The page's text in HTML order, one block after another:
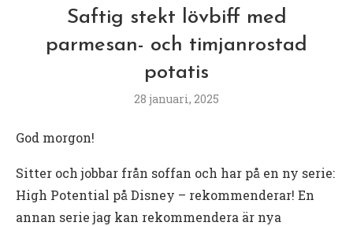
Saftig stekt lövbiff med
parmesan- och timjanrostad
potatis
28 januari, 2025
God morgon!
Sitter och jobbar från soffan och har på en ny serie:
High Potential på Disney – rekommenderar! En
annan serie jag kan rekommendera är nya